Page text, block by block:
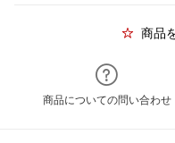
商品
商品についての問い合わせ